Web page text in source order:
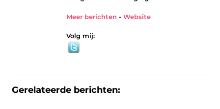
Meer berichten - Website
Volg mij:
Gerelateerde berichten: